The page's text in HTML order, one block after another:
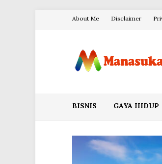
About Me Disclaimer
BISNIS GAYA HIDUP